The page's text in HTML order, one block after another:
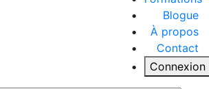
Blogue
À propos
Contact
Connexion